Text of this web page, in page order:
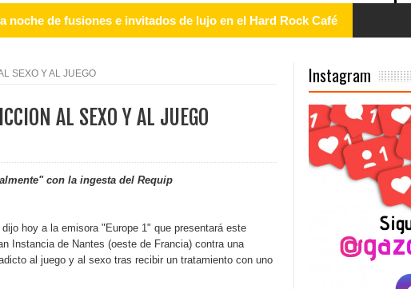
noche de fusiones e invitados de lujo en el Hard Rock Café
ejecutiva de Fiduciaria Reservas
Regional Este en La Romana
nuevo álbum, renovación de su equipo y conciertos
SEXO Y AL JUEGO
AL SEXO Y AL JUEGO
con la ingesta del Requip
hoy a la emisora "Europe 1" que presentará este
Instancia de Nantes (oeste de Francia) contra una
al juego y al sexo tras recibir un tratamiento con uno
Instagram